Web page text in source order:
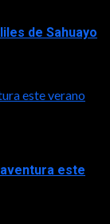
de Sahuayo
este verano
este